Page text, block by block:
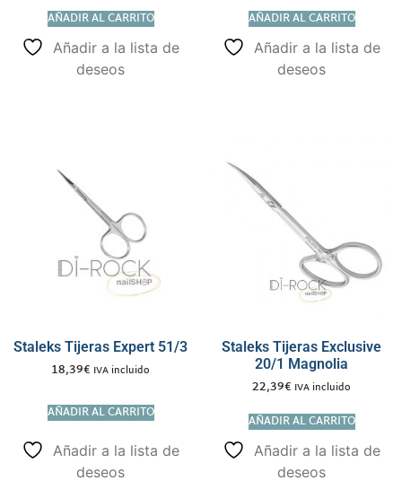
AÑADIR AL CARRITO
Añadir a la lista de
deseos
AÑADIR AL CARRITO
Añadir a la lista de
deseos
Staleks Tijeras Expert 51/3
18,39€ IVA incluido
AÑADIR AL CARRITO
Añadir a la lista de
deseos
Staleks Tijeras Exclusive
20/1 Magnolia
22,39€ IVA incluido
AÑADIR AL CARRITO
Añadir a la lista de
deseos